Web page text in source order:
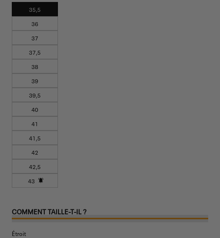
35,5
36
37
37,5
38
39
39,5
40
41
41,5
42
42,5
43Variante
ou
indisponible
COMMENT TAILLE-T-IL ?
Étroit